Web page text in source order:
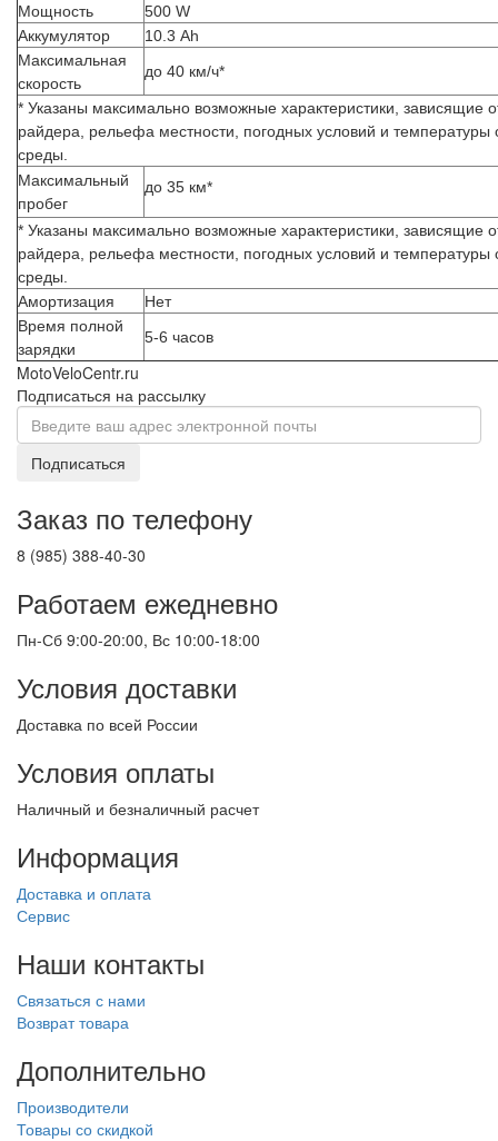
Мощность
500 W
Аккумулятор
10.3 Аh
Максимальная
скорость
до 40 км/ч*
* Указаны максимально возможные характеристики, зависящие
райдера, рельефа местности, погодных условий и
среды.
Максимальный
пробег
до 35 км*
* Указаны максимально возможные характеристики, зависящие
райдера, рельефа местности, погодных условий и
среды.
Амортизация
Нет
Время полной
зарядки
5-6 часов
MotoVeloCentr.ru
Подписаться на рассылку
Подписаться
Заказ по телефону
8 (985) 388-40-30
Работаем ежедневно
Пн-Сб 9:00-20:00, Вс 10:00-18:00
Условия доставки
Доставка по всей России
Условия оплаты
Наличный и безналичный расчет
Информация
Доставка и оплата
Сервис
Наши контакты
Связаться с нами
Возврат товара
Дополнительно
Производители
Товары со скидкой